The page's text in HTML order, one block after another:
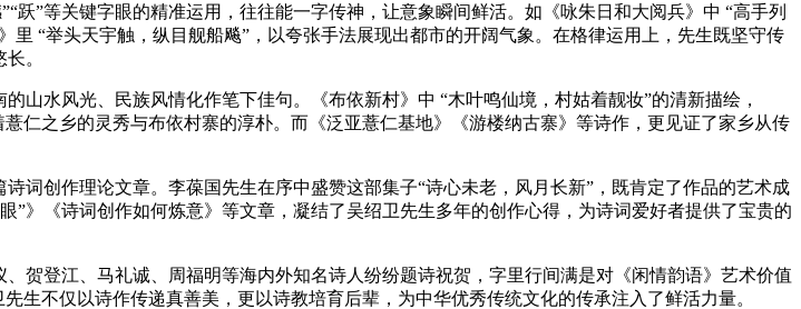
跃”等关键字眼的精准运用，往往能一字传神，让意象瞬间鲜活。如《咏朱日和大阅兵》中 “高手列
“举头天宇触，纵目舰船飚”，以夸张手法展现出都市的开阔气象。在格律运用上，先生既坚守传
。
山水风光、民族风情化作笔下佳句。《布依新村》中 “木叶鸣仙境，村姑着靓妆”的清新描绘，
仁之乡的灵秀与布依村寨的淳朴。而《泛亚薏仁基地》《游楼纳古寨》等诗作，更见证了家乡从传
词创作理论文章。李葆国先生在序中盛赞这部集子“诗心未老，风月长新”，既肯定了作品的艺术成
”》《诗词创作如何炼意》等文章，凝结了吴绍卫先生多年的创作心得，为诗词爱好者提供了宝贵的
贺登江、马礼诚、周福明等海内外知名诗人纷纷题诗祝贺，字里行间满是对《闲情韵语》艺术价值
生不仅以诗作传递真善美，更以诗教培育后辈，为中华优秀传统文化的传承注入了鲜活力量。